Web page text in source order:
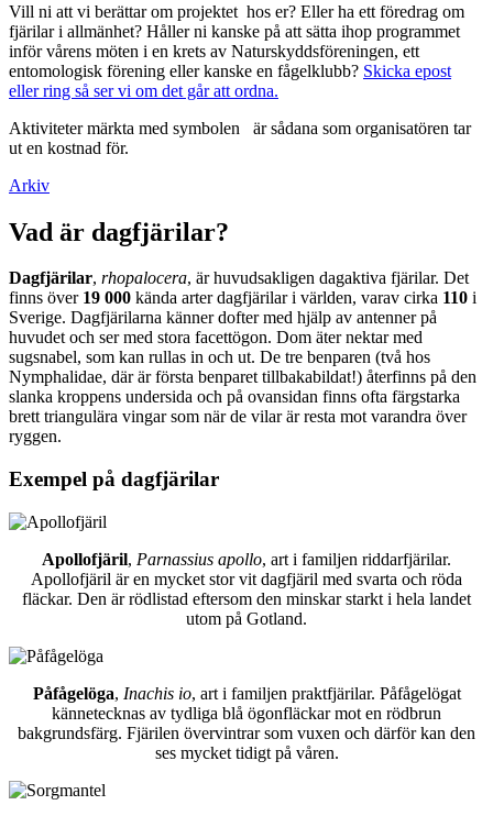
Vill ni att vi berättar om projektet hos er? Eller ha ett föredrag om
fjärilar i allmänhet? Håller ni kanske på att sätta ihop programmet
inför vårens möten i en krets av Naturskyddsföreningen, ett
entomologisk förening eller kanske en fågelklubb? Skicka epost
eller ring så ser vi om det går att ordna.
Aktiviteter märkta med symbolen
är sådana som organisatören tar
ut en kostnad för.
Arkiv
Vad är dagfjärilar?
Dagfjärilar, rhopalocera, är huvudsakligen dagaktiva fjärilar. Det
finns över 19 000 kända arter dagfjärilar i världen, varav cirka 110 i
Sverige. Dagfjärilarna känner dofter med hjälp av antenner på
huvudet och ser med stora facettögon. Dom äter nektar med
sugsnabel, som kan rullas in och ut. De tre benparen (två hos
Nymphalidae, där är första benparet tillbakabildat!) återfinns på den
slanka kroppens undersida och på ovansidan finns ofta färgstarka
brett triangulära vingar som när de vilar är resta mot varandra över
ryggen.
Exempel på dagfjärilar
Apollofjäril, Parnassius apollo, art i familjen riddarfjärilar.
Apollofjäril är en mycket stor vit dagfjäril med svarta och röda
fläckar. Den är rödlistad eftersom den minskar starkt i hela landet
utom på Gotland.
Påfågelöga, Inachis io, art i familjen praktfjärilar. Påfågelögat
kännetecknas av tydliga blå ögonfläckar mot en rödbrun
bakgrundsfärg. Fjärilen övervintrar som vuxen och därför kan den
ses mycket tidigt på våren.